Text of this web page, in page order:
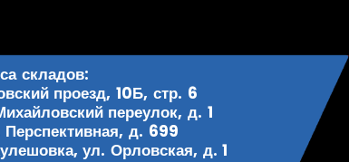
складов:
проезд, 10Б, стр. 6
переулок, д. 1
Перспективная, д. 699
ул. Орловская, д. 1